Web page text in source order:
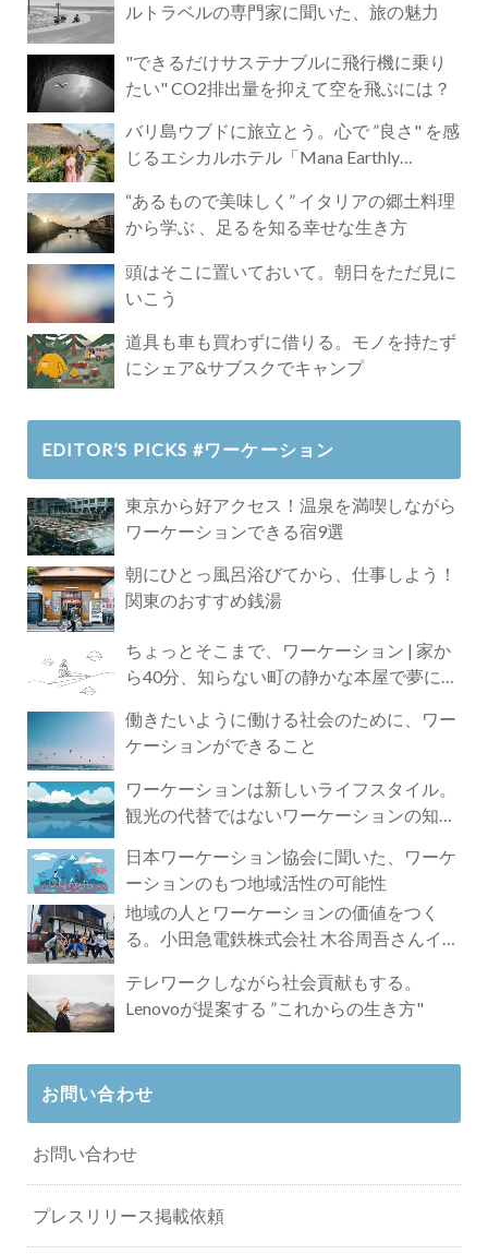
ルトラベルの専門家に聞いた、旅の魅力
"できるだけサステナブルに飛行機に乗り
たい" CO2排出量を抑えて空を飛ぶには？
バリ島ウブドに旅立とう。心で ”良さ" を感
じるエシカルホテル「Mana Earthly
“あるもので美味しく” イタリアの郷土料理
から学ぶ 、足るを知る幸せな生き方
頭はそこに置いておいて。朝日をただ見に
いこう
道具も車も買わずに借りる。モノを持たず
にシェア&サブスクでキャンプ
EDITOR’S PICKS #ワーケーション
東京から好アクセス！温泉を満喫しながら
ワーケーションできる宿9選
朝にひとっ風呂浴びてから、仕事しよう！
関東のおすすめ銭湯
ちょっとそこまで、ワーケーション | 家か
ら40分、知らない町の静かな本屋で夢に近
働きたいように働ける社会のために、ワー
ケーションができること
ワーケーションは新しいライフスタイル。
観光の代替ではないワーケーションの知ら
日本ワーケーション協会に聞いた、ワーケ
ーションのもつ地域活性の可能性
地域の人とワーケーションの価値をつく
る。小田急電鉄株式会社 木谷周吾さんイン
テレワークしながら社会貢献もする。
Lenovoが提案する ”これからの生き方"
お問い合わせ
お問い合わせ
プレスリリース掲載依頼